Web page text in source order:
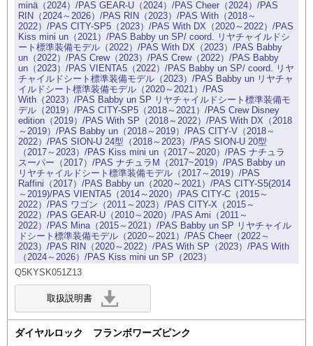
minä（2024）/PAS GEAR-U（2024）/PAS Cheer（2024）/PAS
RIN（2024～2026）/PAS RIN（2023）/PAS With（2018～
2022）/PAS CITY-SP5（2023）/PAS With DX（2020～2022）/PAS
Kiss mini un（2021）/PAS Babby un SP/ coord. リヤチャイルドシ
ート標準装備モデル（2022）/PAS With DX（2023）/PAS Babby
un（2022）/PAS Crew（2023）/PAS Crew（2022）/PAS Babby
un（2023）/PAS VIENTA5（2022）/PAS Babby un SP/ coord. リヤ
チャイルドシート標準装備モデル（2023）/PAS Babby un リヤチャ
イルドシート標準装備モデル（2020～2021）/PAS
With（2023）/PAS Babby un SP リヤチャイルドシート標準装備モ
デル（2019）/PAS CITY-SP5（2018～2021）/PAS Crew Disney
edition（2019）/PAS With SP（2018～2022）/PAS With DX（2018
～2019）/PAS Babby un（2018～2019）/PAS CITY-V（2018～
2022）/PAS SION-U 24型（2018～2023）/PAS SION-U 20型
（2017～2023）/PAS Kiss mini un（2017～2020）/PAS ナチュラ
スーパー（2017）/PAS ナチュラM（2017~2019）/PAS Babby un
リヤチャイルドシート標準装備モデル（2017～2019）/PAS
Raffini（2017）/PAS Babby un（2020～2021）/PAS CITY-S5(2014
～2019)/PAS VIENTA5（2014～2020）/PAS CITY-C（2015～
2022）/PAS ワゴン（2011～2023）/PAS CITY-X（2015～
2022）/PAS GEAR-U（2010～2020）/PAS Ami（2011～
2022）/PAS Mina（2015～2021）/PAS Babby un SP リヤチャイル
ドシート標準装備モデル（2020～2021）/PAS Cheer（2022～
2023）/PAS RIN（2020～2022）/PAS With SP（2023）/PAS With
（2024～2026）/PAS Kiss mini un SP（2023）
Q5KYSK051Z13
ダイヤルロック フランボワーズピンク